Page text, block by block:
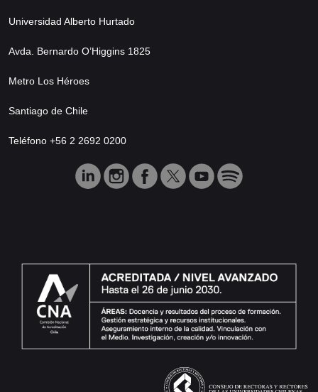
Universidad Alberto Hurtado
Avda. Bernardo O’Higgins 1825
Metro Los Héroes
Santiago de Chile
Teléfono +56 2 2692 0200